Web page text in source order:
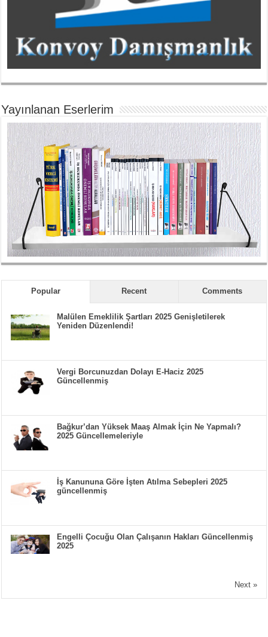
Yayınlanan Eserlerim
Popular Recent Comments
Malülen Emeklilik Şartları 2025 Genişletilerek
Yeniden Düzenlendi!
Vergi Borcunuzdan Dolayı E-Haciz 2025
Güncellenmiş
Bağkur’dan Yüksek Maaş Almak İçin Ne Yapmalı?
2025 Güncellemeleriyle
İş Kanununa Göre İşten Atılma Sebepleri 2025
güncellenmiş
Engelli Çocuğu Olan Çalışanın Hakları Güncellenmiş
2025
Next »